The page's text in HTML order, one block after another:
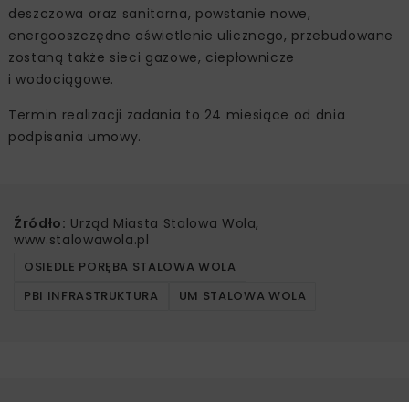
deszczowa oraz sanitarna, powstanie nowe,
energooszczędne oświetlenie ulicznego, przebudowane
zostaną także sieci gazowe, ciepłownicze
i wodociągowe.
Termin realizacji zadania to 24 miesiące od dnia
podpisania umowy.
Źródło: Urząd Miasta Stalowa Wola,
www.stalowawola.pl
OSIEDLE PORĘBA STALOWA WOLA
PBI INFRASTRUKTURA
UM STALOWA WOLA